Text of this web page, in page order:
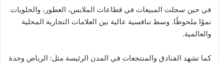
في حين سجلت المبيعات في قطاعات الملابس، العطور، والحلويات
نموًا ملحوظًا. وسط تنافسية عالية بين العلامات التجارية المحلية
والعالمية.
كما تشهد الفنادق والمنتجعات في المدن الرئيسة مثل: الرياض وجدة